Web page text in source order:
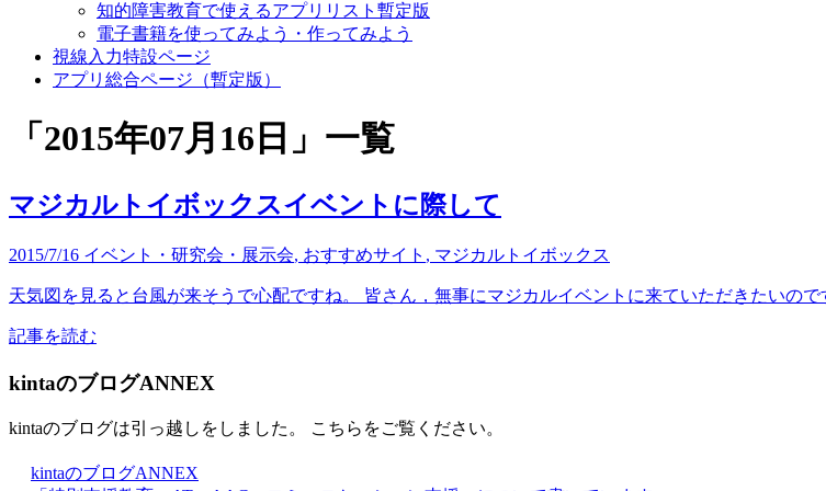
知的障害教育で使えるアプリリスト暫定版
電子書籍を使ってみよう・作ってみよう
視線入力特設ページ
アプリ総合ページ（暫定版）
「 2015年07月16日 」 一覧
マジカルトイボックスイベントに際して
2015/7/16 イベント・研究会・展示会, おすすめサイト , マジカルトイボックス
天気図を見ると台風が来そうで心配ですね。 皆さん，無事にマジカルイベントに来ていただきたいの
記事を読む
kintaのブログANNEX
kintaのブログは引っ越しをしました。 こちらをご覧ください。
kintaのブログANNEX